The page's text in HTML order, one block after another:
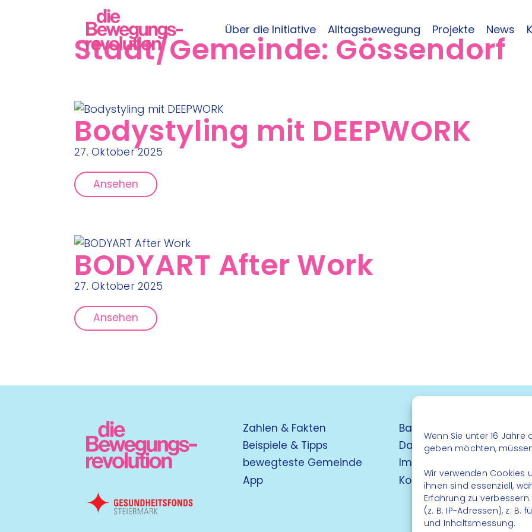
Wenn Sie unter 16
geben möchten,
Wir verwenden Cookies
ihnen sind essenziell,
Erfahrung zu
(z. B. IP-Adressen), z.
und Inhaltsmessung.
Über die Initiative Alltagsbewegung Projekte News
Stadt/Gemeinde: Gössendorf
Bodystyling mit DEEPWORK
27. Oktober 2025
Ansehen
BODYART After Work
27. Oktober 2025
Ansehen
Zahlen & Fakten
Beispiele & Tipps
bewegteste Gemeinde
App
Barrierefreiheit
Datenschutz
Impressum
Kontakt